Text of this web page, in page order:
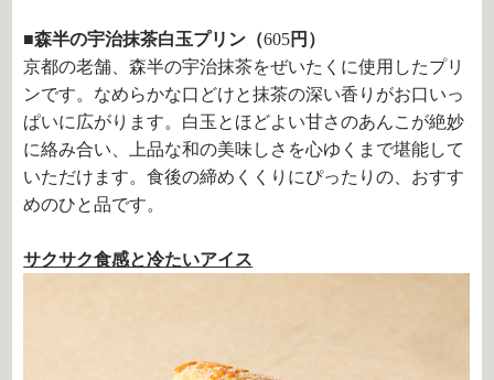
■森半の宇治抹茶白玉プリン（605円）
京都の老舗、森半の宇治抹茶をぜいたくに使用したプリ
ンです。なめらかな口どけと抹茶の深い香りがお口いっ
ぱいに広がります。白玉とほどよい甘さのあんこが絶妙
に絡み合い、上品な和の美味しさを心ゆくまで堪能して
いただけます。食後の締めくくりにぴったりの、おすす
めのひと品です。
サクサク食感と冷たいアイス